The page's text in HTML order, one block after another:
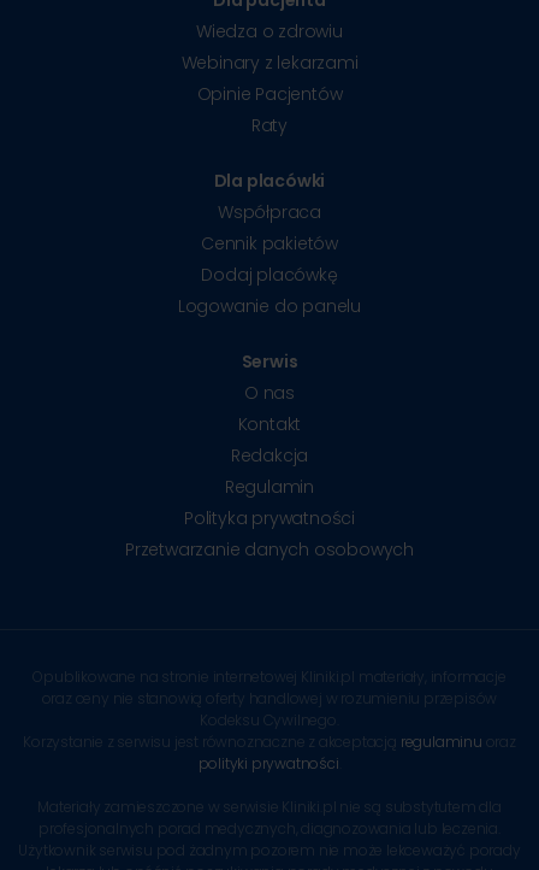
Wiedza o zdrowiu
Webinary z lekarzami
Opinie Pacjentów
Raty
Dla placówki
Współpraca
Cennik pakietów
Dodaj placówkę
Logowanie do panelu
Serwis
O nas
Kontakt
Redakcja
Regulamin
Polityka prywatności
Przetwarzanie danych osobowych
Opublikowane na stronie internetowej Kliniki.pl materiały, informacje
oraz ceny nie stanowią oferty handlowej w rozumieniu przepisów
Kodeksu Cywilnego.
Korzystanie z serwisu jest równoznaczne z akceptacją regulaminu oraz
polityki prywatności
Materiały zamieszczone w serwisie Kliniki.pl nie są substytutem dla
profesjonalnych porad medycznych, diagnozowania lub leczenia.
Użytkownik serwisu pod żadnym pozorem nie może lekceważyć porady